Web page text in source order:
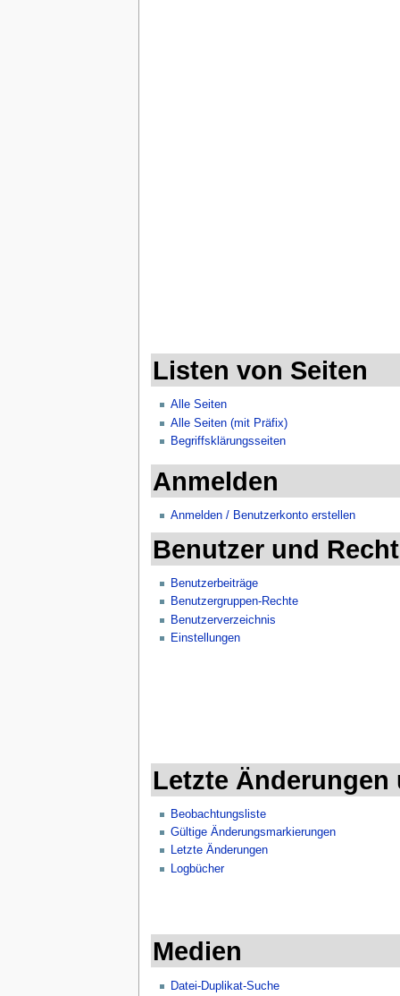
Listen von Seiten
Alle Seiten
Alle Seiten (mit Präfix)
Begriffsklärungsseiten
Anmelden
Anmelden / Benutzerkonto erstellen
Benutzer und
Benutzerbeiträge
Benutzergruppen-Rechte
Benutzerverzeichnis
Einstellungen
Letzte
Beobachtungsliste
Gültige Änderungsmarkierungen
Letzte Änderungen
Logbücher
Medien
Datei-Duplikat-Suche